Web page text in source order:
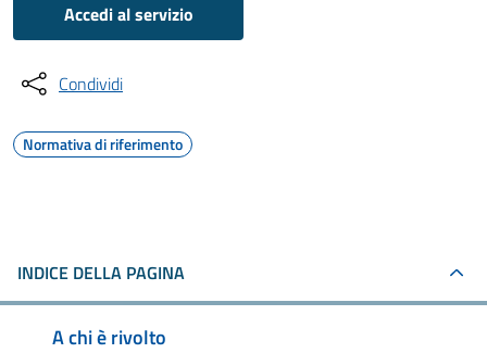
Accedi al servizio
Condividi
Normativa di riferimento
INDICE DELLA PAGINA
A chi è rivolto